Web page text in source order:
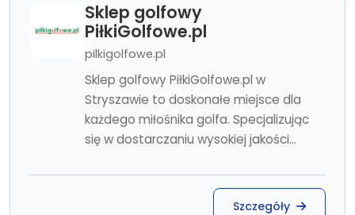
Sklep golfowy
PiłkiGolfowe.pl
pilkigolfowe.pl
Sklep golfowy PiłkiGolfowe.pl w
Stryszawie to doskonałe miejsce dla
każdego miłośnika golfa. Specjalizując
się w dostarczaniu wysokiej jakości...
Szczegóły